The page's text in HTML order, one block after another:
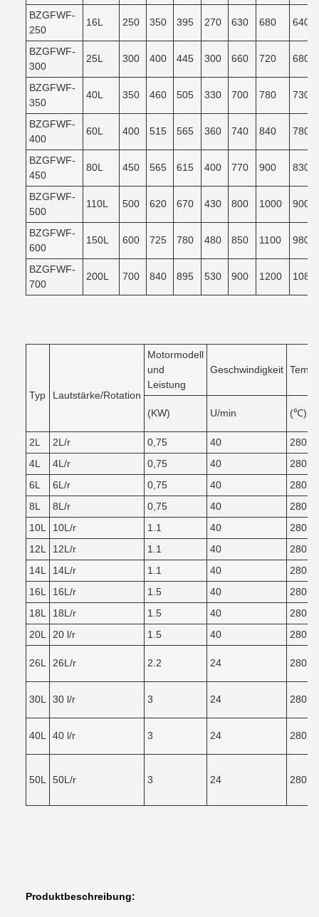
BZGFWF-
250
16L 250 350 395 270 630 680 640
BZGFWF-
300
25L 300 400 445 300 660 720 680
BZGFWF-
350
40L 350 460 505 330 700 780 730
BZGFWF-
400
60L 400 515 565 360 740 840 780
BZGFWF-
450
80L 450 565 615 400 770 900 830
BZGFWF-
500
110L 500 620 670 430 800 1000 900
BZGFWF-
600
150L 600 725 780 480 850 1100 980
BZGFWF-
700
200L 700 840 895 530 900 1200 1080
Typ Lautstärke/Rotation
Motormodell
und
Leistung
Geschwindigkeit
(KW) U/min (℃)
2L 2L/r 0,75 40
280
4L
4L/r 0,75 40
280
6L
6L/r 0,75 40
280
8L
8L/r 0,75 40
280
10L
10L/r 1.1 40
280
12L
12L/r 1.1 40
280
14L
14L/r 1.1 40
280
16L
16L/r 1.5 40
280
18L
18L/r 1.5 40
280
20L
20 l/r 1.5 40 280
26L 26L/r 2.2 24 280
30L 30 l/r 3 24 280
40L 40 l/r 3 24 280
50L 50L/r 3 24 280
Produktbeschreibung: